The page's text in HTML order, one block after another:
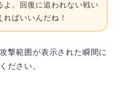
よ。回復に追われない戦い
ればいいんだね！
撃範囲が表示された瞬間に
ださい。